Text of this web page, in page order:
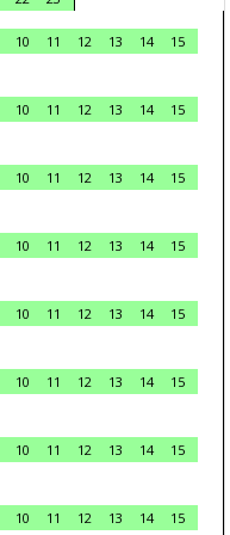
10 11 12 13 14
15
10 11 12 13 14
15
10 11 12 13 14
15
10 11 12 13 14
15
10 11 12 13 14
15
10 11 12 13 14
15
10 11 12 13 14
15
10 11 12 13 14
15